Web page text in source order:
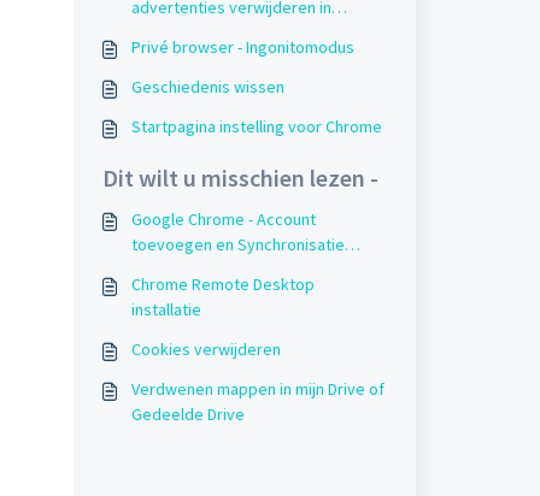
advertenties verwijderen in
Privé browser - Ingonitomodus
Geschiedenis wissen
Startpagina instelling voor Chrome
Dit wilt u misschien lezen -
Google Chrome - Account
toevoegen en Synchronisatie
Chrome Remote Desktop
installatie
Cookies verwijderen
Verdwenen mappen in mijn Drive of
Gedeelde Drive